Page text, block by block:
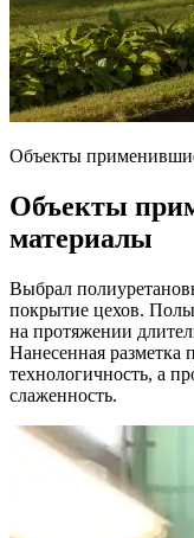
Объекты
Объекты
материалы
Выбрал
покрытие цехов.
на протяжении
Нанесенная разметка
технологичность, а
слаженность.